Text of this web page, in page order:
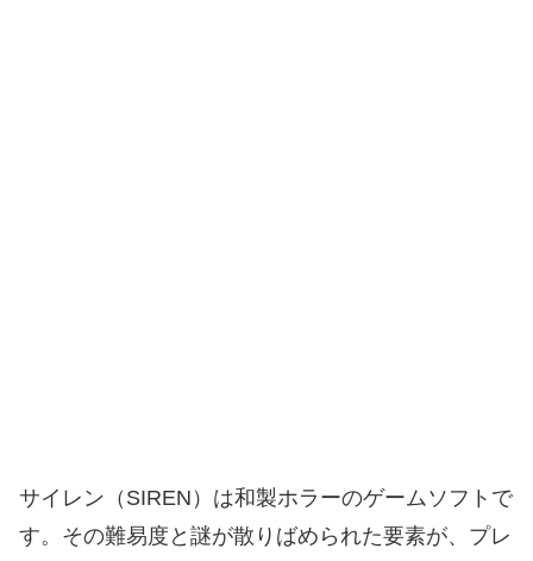
サイレン（SIREN）は和製ホラーのゲームソフトで
す。その難易度と謎が散りばめられた要素が、プレ